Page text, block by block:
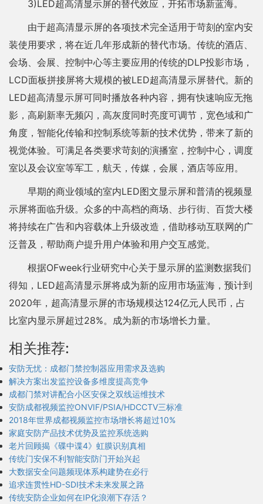
3)LED超高清显示屏的替代效应，开拓市场新蓝海。
由于超高清显示屏的各项技术完全适用于苛刻的室内安
装使用要求，将在近几年形成新的替代市场。传统的酒店、
会场、会展、控制中心等主要应用的传统的DLP投影市场，
LCD面板拼接屏将大规模的被LED超高清显示屏替代。新的
LED超高清显示屏可同时播放各种内容，拥有快速响应无拖
影，高刷新率无频闪，高灰度同时亮度可调节，宽色域和广
角度，智能化传输和控制系统等新的技术优势，带来了新的
视觉体验。可满足各类要求苛刻的演播室，控制中心，调度
室以及会议室等军工，航天，传媒，会展，酒店等应用。
早期的商业领域的室内LED图文显示屏和普清的视频显
示屏将面临升级。众多的中高档的商场、步行街、百货大楼
将持续在广告和内容载体上升级改造，借助移动互联网的广
泛普及，帮助商户提升用户体验和用户交互感觉。
根据OFweek行业研究中心关于显示屏的监测数据我们
得知，LED超高清显示屏将成为新的应用市场蓝海，预计到
2020年，超高清显示屏的市场规模达124亿元人民币，占
比室内显示屏超过28%。成为新的市场增长力量。
相关推荐:
安防无忧：成都门禁控制器应用需求及选购
解决方案出发监控设备多维度提高竞争
成都门禁对讲配合小区安保之双线运维技术
安防成都视频监控ONVIF/PSIA/HDCCTV三标准
2018年世界成都视频监控市场增长将超过10%
家庭安防产品技术优势及监控系统选购
老片回顾揭《碟中谍4》虹膜识别真相
传统门安保不利智能安防门开始兴起
大数据安全问题频现体系构建势在必行
追求连贯性HD-SDI技术未来发展之路
传统安防企业如何在IP化浪潮下存活？